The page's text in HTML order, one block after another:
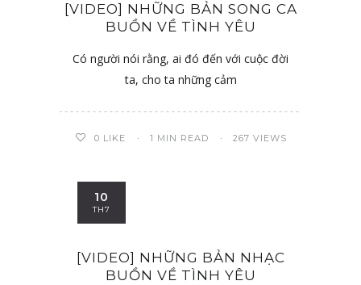
[VIDEO] NHỮNG BẢN SONG CA
BUỒN VỀ TÌNH YÊU
Có người nói rằng, ai đó đến với cuộc đời
ta, cho ta những cảm
0 LIKE 1 MIN READ 267 VIEWS
10
TH7
[VIDEO] NHỮNG BẢN NHẠC
BUỒN VỀ TÌNH YÊU